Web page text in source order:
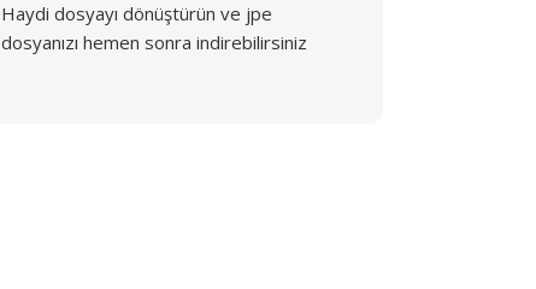
Haydi dosyayı dönüştürün ve jpe
dosyanızı hemen sonra indirebilirsiniz